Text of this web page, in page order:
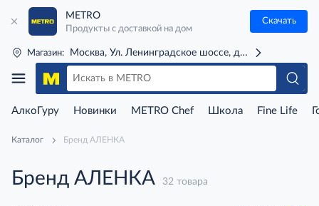
METRO
Продукты с доставкой на дом
Скачать
Магазин: Москва, Ул. Ленинградское шоссе, д. 71Г (м. Речной
АлкоГуру Новинки METRO Chef Школа Fine Life
Каталог Бренд АЛЕНКА
Бренд АЛЕНКА 32 товара